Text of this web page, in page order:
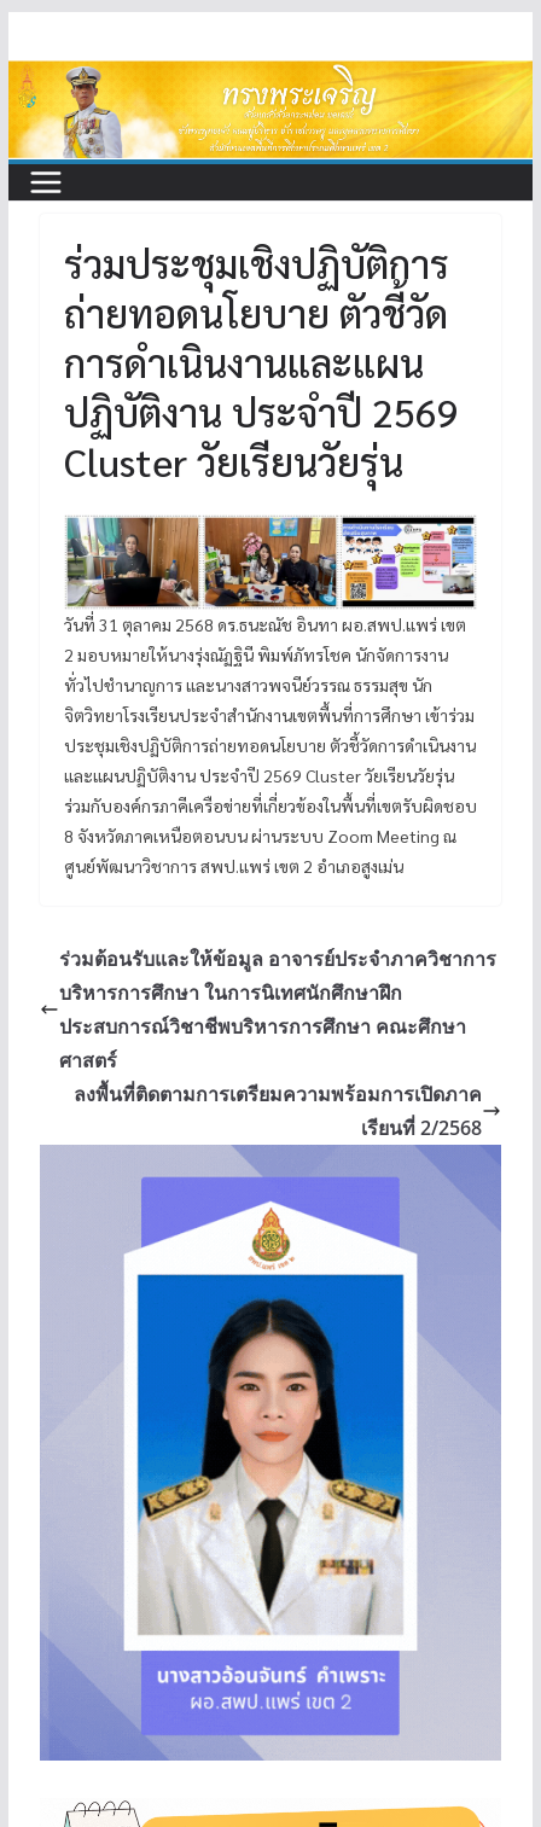
to
content
ร่วมประชุมเชิงปฏิบัติการ
ถ่ายทอดนโยบาย ตัวชี้วัด
การดำเนินงานและแผน
ปฏิบัติงาน ประจำปี 2569
Cluster วัยเรียนวัยรุ่น
วันที่ 31 ตุลาคม 2568 ดร.ธนะณัช อินทา ผอ.สพป.แพร่ เขต
2 มอบหมายให้นางรุ่งณัฏฐินี พิมพ์ภัทรโชค นักจัดการงาน
ทั่วไปชำนาญการ และนางสาวพจนีย์วรรณ ธรรมสุข นัก
จิตวิทยาโรงเรียนประจำสำนักงานเขตพื้นที่การศึกษา เข้าร่วม
ประชุมเชิงปฏิบัติการถ่ายทอดนโยบาย ตัวชี้วัดการดำเนินงาน
และแผนปฏิบัติงาน ประจำปี 2569 Cluster วัยเรียนวัยรุ่น
ร่วมกับองค์กรภาคีเครือข่ายที่เกี่ยวข้องในพื้นที่เขตรับผิดชอบ
8 จังหวัดภาคเหนือตอนบน ผ่านระบบ Zoom Meeting ณ
ศูนย์พัฒนาวิชาการ สพป.แพร่ เขต 2 อำเภอสูงเม่น
ร่วมต้อนรับและให้ข้อมูล อาจารย์ประจำภาควิชาการ
บริหารการศึกษา ในการนิเทศนักศึกษาฝึก
ประสบการณ์วิชาชีพบริหารการศึกษา คณะศึกษา
ศาสตร์
ลงพื้นที่ติดตามการเตรียมความพร้อมการเปิดภาค
เรียนที่ 2/2568